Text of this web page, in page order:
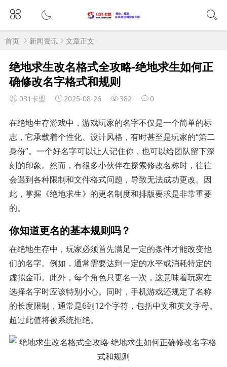
首页 新闻资讯 文章正文
绝地求生改名格式全攻略-绝地求生如何正
确修改名字格式和规则
031卡盟 2025-08-26 382 0
在绝地生存游戏中，游戏玩家的名字不仅是一个简单的标
志，它承载着个性化、设计风格，有时甚至是玩家的“第二
身份”。一个好名字可以让人记住你，也可以给团队留下深
刻的印象。然而，有很多小伙伴在探索修改名称时，往往
会遇到各种限制和文件格式问题，导致无法成功更改。因
此，掌握《绝地求生》的更名制度和排版要求是非常重要
的。
你知道更名的基本规则吗？
在绝地生存中，玩家必须首先满足一定的条件才能改变他
们的名字。例如，通常需要达到一定的水平或消耗特定的
虚拟金币。此外，每个角色只更名一次，这意味着玩家在
选择名字时应该特别小心。同时，手机游戏还规定了名称
的长度限制，通常是6到12个字符，包括中文和英文字母。
超过此值将被系统拒绝。